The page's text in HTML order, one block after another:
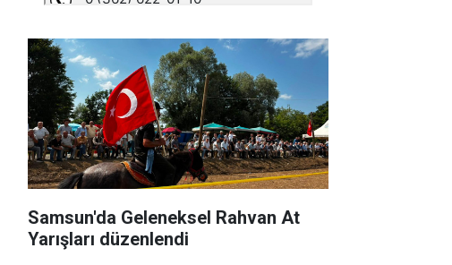
Samsun'da Geleneksel Rahvan At
Yarışları düzenlendi